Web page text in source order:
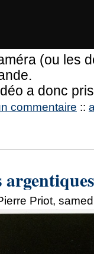
(ou les
a donc
commentaire ::
Priot,